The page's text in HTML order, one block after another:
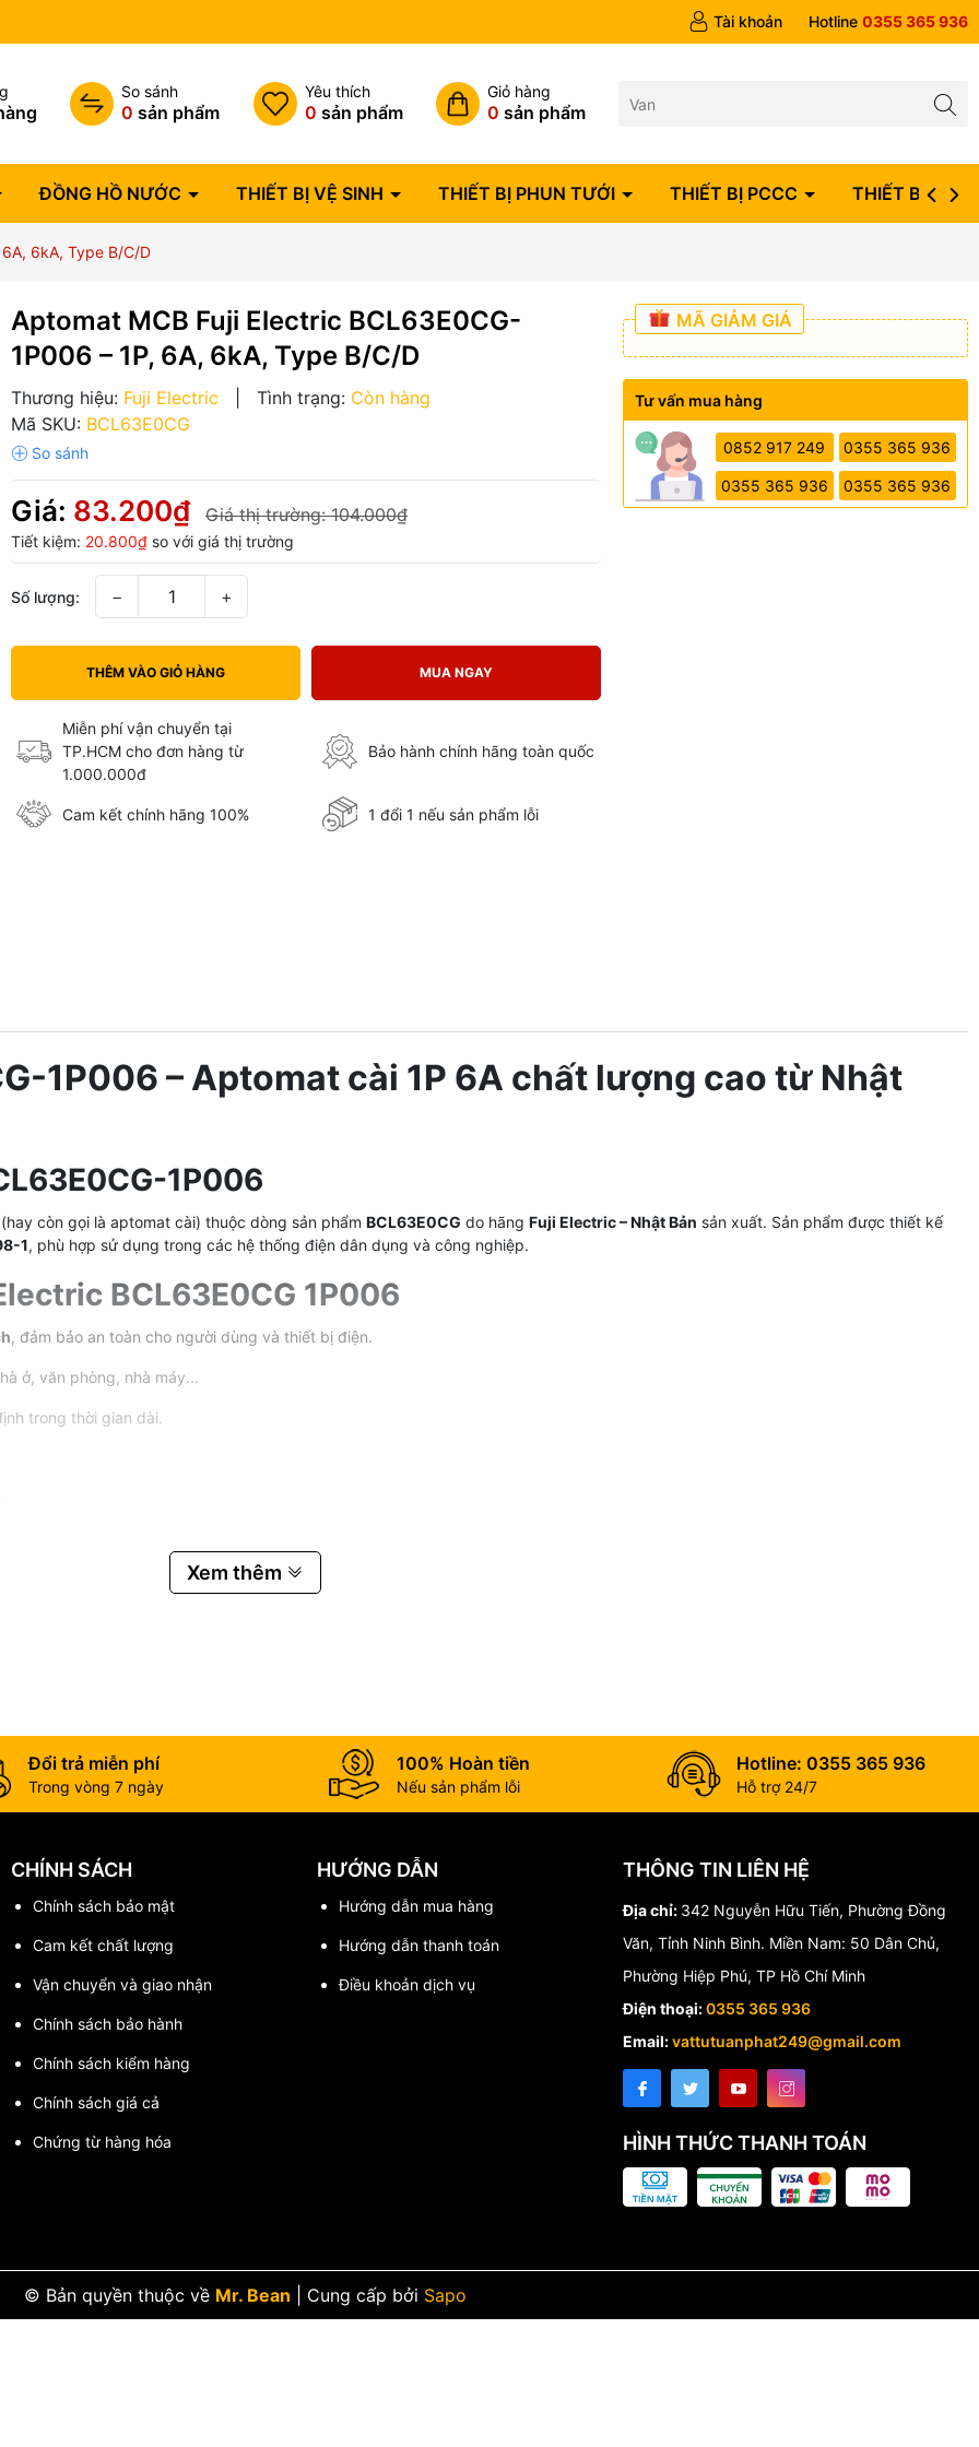
Tài khoản Hotline 0355 365 936
So sánh
0 sản phẩm
Yêu thích
0 sản phẩm
Giỏ hàng
0 sản phẩm
ĐỒNG HỒ NƯỚC THIẾT BỊ VỆ SINH THIẾT BỊ PHUN TƯỚI THIẾT BỊ PCCC THIẾT BỊ ĐIỆN
6kA, Type B/C/D
Aptomat MCB Fuji Electric BCL63E0CG-
1P006 – 1P, 6A, 6kA, Type B/C/D
Thương hiệu: Fuji Electric Tình trạng: Còn hàng
Mã SKU: BCL63E0CG
Giá: 83.200₫ Giá thị trường:104.000₫
Tiết kiệm: 20.800₫ so với giá thị trường
Số lượng: − +
THÊM VÀO GIỎ HÀNG MUA NGAY
Miễn phí vận chuyển tại
TP.HCM cho đơn hàng từ
1.000.000đ
Bảo hành chính hãng toàn quốc
Cam kết chính hãng 100% 1 đổi 1 nếu sản phẩm lỗi
MÃ GIẢM GIÁ
Tư vấn mua hàng
0852 917 249 0355 365 936
0355 365 936 0355 365 936
1P006 – Aptomat cài 1P 6A chất lượng cao từ Nhật
1P006
còn gọi là aptomat cài) thuộc dòng sản phẩm BCL63E0CG do hãng Fuji Electric – Nhật Bản sản xuất. Sản phẩm được thiết kế
1, phù hợp sử dụng trong các hệ thống điện dân dụng và công nghiệp.
BCL63E0CG 1P006
, đảm bảo an toàn cho người dùng và thiết bị điện.
ở, văn phòng, nhà máy...
trong thời gian dài.
1P006
Fuji Electric
tại Tuấn Phát?
Xem thêm
Đổi trả miễn phí
Trong vòng 7 ngày
100% Hoàn tiền
Nếu sản phẩm lỗi
Hotline: 0355 365 936
Hỗ trợ 24/7
CHÍNH SÁCH
Chính sách bảo mật
Cam kết chất lượng
Vận chuyển và giao nhận
Chính sách bảo hành
Chính sách kiểm hàng
Chính sách giá cả
Chứng từ hàng hóa
HƯỚNG DẪN
Hướng dẫn mua hàng
Hướng dẫn thanh toán
Điều khoản dịch vụ
THÔNG TIN LIÊN HỆ
Địa chỉ: 342 Nguyễn Hữu Tiến, Phường Đồng
Văn, Tỉnh Ninh Bình. Miền Nam: 50 Dân Chủ,
Phường Hiệp Phú, TP Hồ Chí Minh
Điện thoại:0355 365 936
Email:vattutuanphat249@gmail.com
HÌNH THỨC THANH TOÁN
© Bản quyền thuộc về Mr. Bean Cung cấp bởi Sapo